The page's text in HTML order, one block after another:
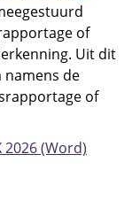
of
Uit dit
de
of
(Word)